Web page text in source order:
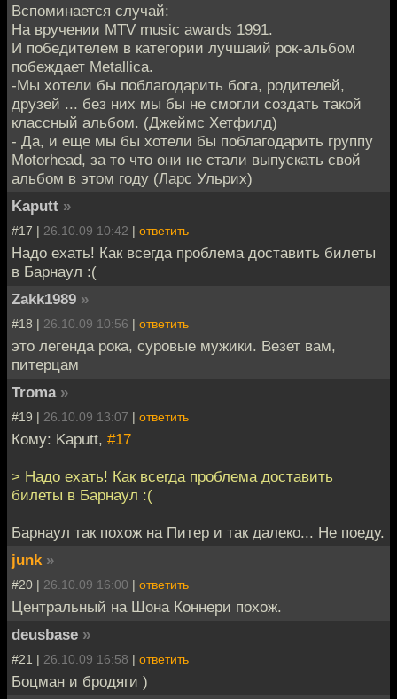
Вспоминается случай:
На вручении MTV music awards 1991.
И победителем в категории лучшаий рок-альбом
побеждает Metallica.
-Мы хотели бы поблагодарить бога, родителей,
друзей ... без них мы бы не смогли создать такой
классный альбом. (Джеймс Хетфилд)
- Да, и еще мы бы хотели бы поблагодарить группу
Motorhead, за то что они не стали выпускать свой
альбом в этом году (Ларс Ульрих)
Kaputt »
#17 | 26.10.09 10:42 | ответить
Надо ехать! Как всегда проблема доставить билеты
в Барнаул :(
Zakk1989 »
#18 | 26.10.09 10:56 | ответить
это легенда рока, суровые мужики. Везет вам,
питерцам
Troma »
#19 | 26.10.09 13:07 | ответить
Кому: Kaputt, #17
> Надо ехать! Как всегда проблема доставить
билеты в Барнаул :(
Барнаул так похож на Питер и так далеко... Не поеду.
junk »
#20 | 26.10.09 16:00 | ответить
Центральный на Шона Коннери похож.
deusbase »
#21 | 26.10.09 16:58 | ответить
Боцман и бродяги )